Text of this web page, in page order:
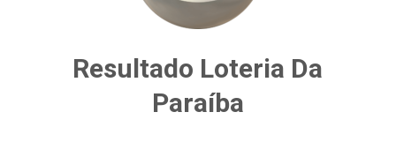
Resultado Loteria Da
Paraíba